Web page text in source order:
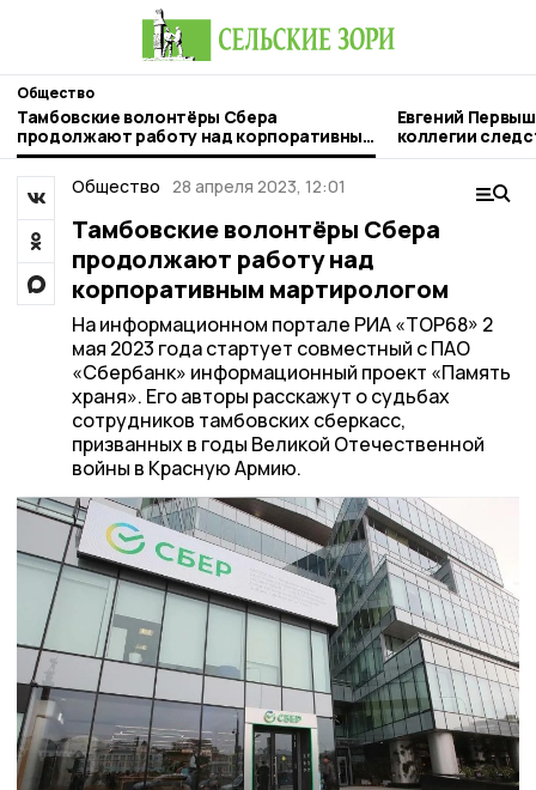
Общество
Тамбовские волонтёры Сбера
продолжают работу над корпоративным
мартирологом
Евгений
коллегии
Тамбовской
Общество 28 апреля 2023, 12:01
Тамбовские волонтёры Сбера
продолжают работу над
корпоративным мартирологом
На информационном портале РИА «ТОР68» 2
мая 2023 года стартует совместный с ПАО
«Сбербанк» информационный проект «Память
храня». Его авторы расскажут о судьбах
сотрудников тамбовских сберкасс,
призванных в годы Великой Отечественной
войны в Красную Армию.